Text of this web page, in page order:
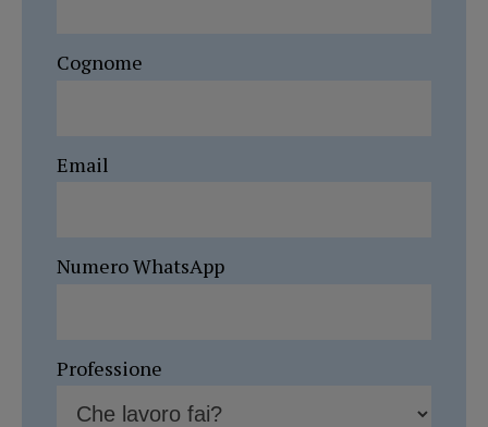
Cognome
Email
Numero WhatsApp
Professione